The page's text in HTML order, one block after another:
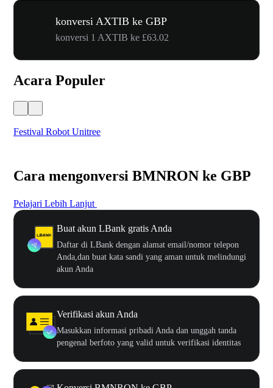
konversi AXTIB ke GBP
konversi 1 AXTIB ke £63.02
Acara Populer
Festival Robot Unitree
Cara mengonversi BMNRON ke GBP
Pelajari Lebih Lanjut
Buat akun LBank gratis Anda
Daftar di LBank dengan alamat email/nomor telepon
Anda,dan buat kata sandi yang aman untuk melindungi
akun Anda
Verifikasi akun Anda
Masukkan informasi pribadi Anda dan unggah tanda
pengenal berfoto yang valid untuk verifikasi identitas